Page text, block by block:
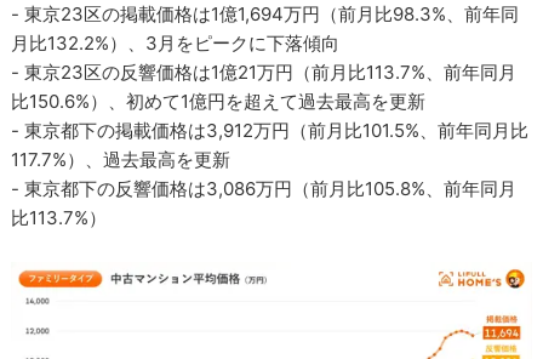
- 東京23区の掲載価格は1億1,694万円（前月比98.3%、前年同
月比132.2%）、3月をピークに下落傾向
- 東京23区の反響価格は1億21万円（前月比113.7%、前年同月
比150.6%）、初めて1億円を超えて過去最高を更新
- 東京都下の掲載価格は3,912万円（前月比101.5%、前年同月比
117.7%）、過去最高を更新
- 東京都下の反響価格は3,086万円（前月比105.8%、前年同月
比113.7%）